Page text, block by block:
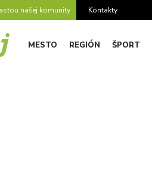
našej komunity Kontakty
MESTO REGIÓN ŠPORT